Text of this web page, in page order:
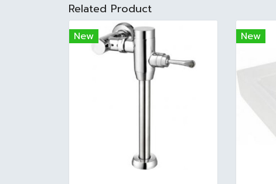
Related Product
New New